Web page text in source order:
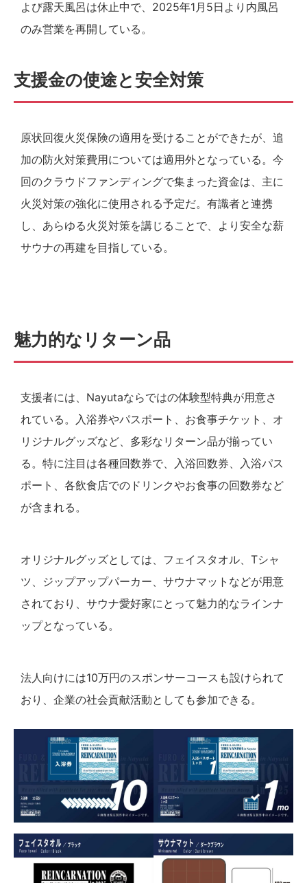
よび露天風呂は休止中で、2025年1月5日より内風呂
のみ営業を再開している。
支援金の使途と安全対策
原状回復火災保険の適用を受けることができたが、追
加の防火対策費用については適用外となっている。今
回のクラウドファンディングで集まった資金は、主に
火災対策の強化に使用される予定だ。有識者と連携
し、あらゆる火災対策を講じることで、より安全な薪
サウナの再建を目指している。
魅力的なリターン品
支援者には、Nayutaならではの体験型特典が用意さ
れている。入浴券やパスポート、お食事チケット、オ
リジナルグッズなど、多彩なリターン品が揃ってい
る。特に注目は各種回数券で、入浴回数券、入浴パス
ポート、各飲食店でのドリンクやお食事の回数券など
が含まれる。
オリジナルグッズとしては、フェイスタオル、Tシャ
ツ、ジップアップパーカー、サウナマットなどが用意
されており、サウナ愛好家にとって魅力的なラインナ
ップとなっている。
法人向けには10万円のスポンサーコースも設けられて
おり、企業の社会貢献活動としても参加できる。